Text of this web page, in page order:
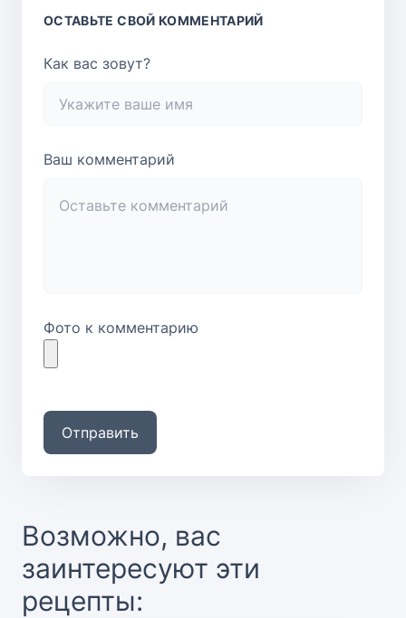
ОСТАВЬТЕ СВОЙ КОММЕНТАРИЙ
Как вас зовут?
Ваш комментарий
Фото к комментарию
Отправить
Возможно, вас
заинтересуют эти
рецепты: